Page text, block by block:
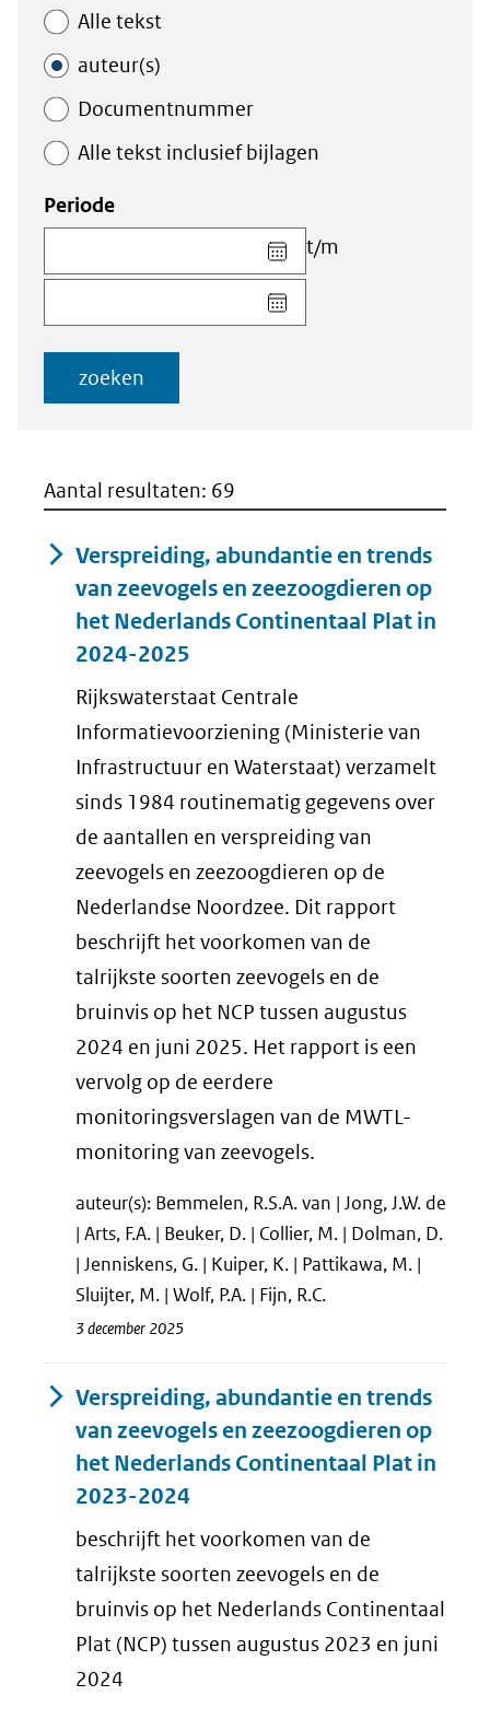
Alle tekst
auteur(s)
Documentnummer
Alle tekst inclusief bijlagen
Periode
Kies
datum
voor
veld
t/m
Kies
datum
zoeken
Aantal resultaten: 69
Verspreiding, abundantie en trends
van zeevogels en zeezoogdieren op
het Nederlands Continentaal Plat in
2024-2025
Rijkswaterstaat Centrale
Informatievoorziening (Ministerie van
Infrastructuur en Waterstaat) verzamelt
sinds 1984 routinematig gegevens over
de aantallen en verspreiding van
zeevogels en zeezoogdieren op de
Nederlandse Noordzee. Dit rapport
beschrijft het voorkomen van de
talrijkste soorten zeevogels en de
bruinvis op het NCP tussen augustus
2024 en juni 2025. Het rapport is een
vervolg op de eerdere
monitoringsverslagen van de MWTL-
monitoring van zeevogels.
auteur(s): Bemmelen, R.S.A. van | Jong, J.W. de
| Arts, F.A. | Beuker, D. | Collier, M. | Dolman, D.
| Jenniskens, G. | Kuiper, K. | Pattikawa, M. |
Sluijter, M. | Wolf, P.A. | Fijn, R.C.
3 december 2025
Verspreiding, abundantie en trends
van zeevogels en zeezoogdieren op
het Nederlands Continentaal Plat in
2023-2024
beschrijft het voorkomen van de
talrijkste soorten zeevogels en de
bruinvis op het Nederlands Continentaal
Plat (NCP) tussen augustus 2023 en juni
2024